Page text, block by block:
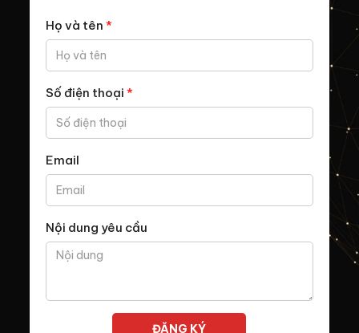
Họ và tên *
Số điện thoại *
Email
Nội dung yêu cầu